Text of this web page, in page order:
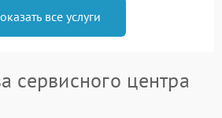
все услуги
сервисного центра